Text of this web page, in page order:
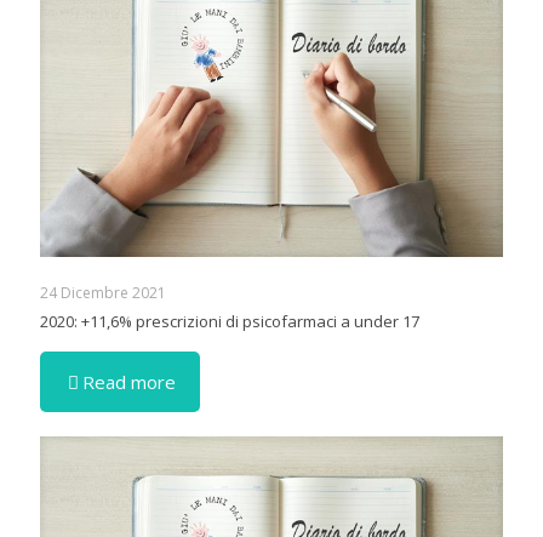
24 Dicembre 2021
2020: +11,6% prescrizioni di psicofarmaci a under 17
Read more